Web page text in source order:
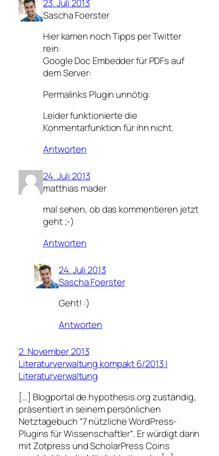
23. Juli 2013
Sascha Foerster
Hier kamen noch Tipps per Twitter
rein:
Google Doc Embedder für PDFs auf
dem Server:
Permalinks Plugin unnötig:
Leider funktionierte die
Konmentarfunktion für ihn nicht.
Antworten
24. Juli 2013
matthias mader
mal sehen, ob das kommentieren jetzt
geht ;-)
Antworten
24. Juli 2013
Sascha Foerster
Geht! :)
Antworten
2. November 2013
Literaturverwaltung kompakt 6/2013 |
Literaturverwaltung
[…] Blogportal de.hypothesis.org zuständig,
präsentiert in seinem persönlichen
Netztagebuch “7 nützliche WordPress-
Plugins für Wissenschaftler“. Er würdigt darin
mit Zotpress und ScholarPress Coins